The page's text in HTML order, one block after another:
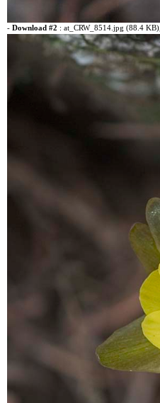
- Download #2 : at_CRW_8514.jpg (88.4 KB)